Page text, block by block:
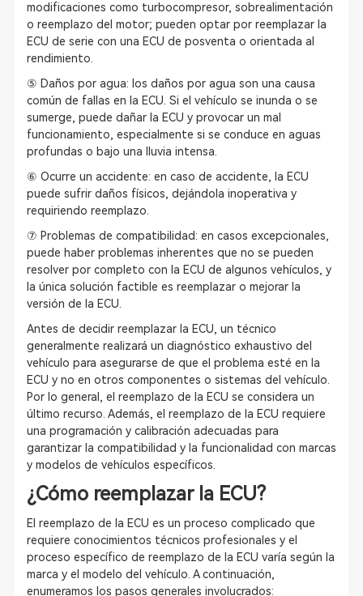
modificaciones como turbocompresor, sobrealimentación
o reemplazo del motor; pueden optar por reemplazar la
ECU de serie con una ECU de posventa o orientada al
rendimiento.
⑤ Daños por agua: los daños por agua son una causa
común de fallas en la ECU. Si el vehículo se inunda o se
sumerge, puede dañar la ECU y provocar un mal
funcionamiento, especialmente si se conduce en aguas
profundas o bajo una lluvia intensa.
⑥ Ocurre un accidente: en caso de accidente, la ECU
puede sufrir daños físicos, dejándola inoperativa y
requiriendo reemplazo.
⑦ Problemas de compatibilidad: en casos excepcionales,
puede haber problemas inherentes que no se pueden
resolver por completo con la ECU de algunos vehículos, y
la única solución factible es reemplazar o mejorar la
versión de la ECU.
Antes de decidir reemplazar la ECU, un técnico
generalmente realizará un diagnóstico exhaustivo del
vehículo para asegurarse de que el problema esté en la
ECU y no en otros componentes o sistemas del vehículo.
Por lo general, el reemplazo de la ECU se considera un
último recurso. Además, el reemplazo de la ECU requiere
una programación y calibración adecuadas para
garantizar la compatibilidad y la funcionalidad con marcas
y modelos de vehículos específicos.
¿Cómo reemplazar la ECU?
El reemplazo de la ECU es un proceso complicado que
requiere conocimientos técnicos profesionales y el
proceso específico de reemplazo de la ECU varía según la
marca y el modelo del vehículo. A continuación,
enumeramos los pasos generales involucrados: